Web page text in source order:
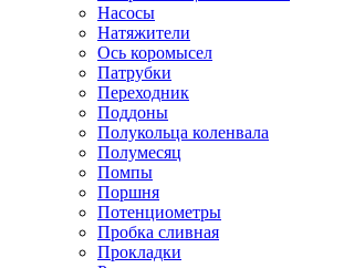
Насосы
Натяжители
Ось коромысел
Патрубки
Переходник
Поддоны
Полукольца коленвала
Полумесяц
Помпы
Поршня
Потенциометры
Пробка сливная
Прокладки